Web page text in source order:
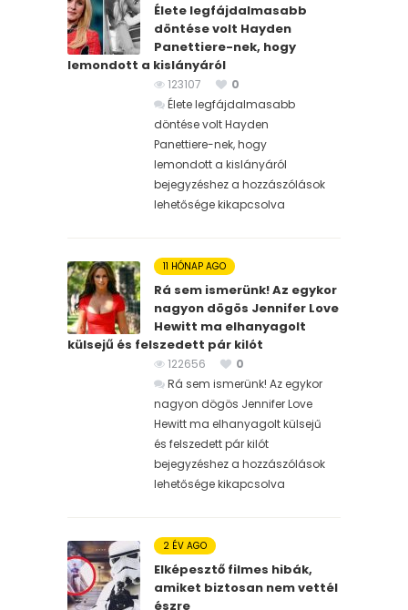
Élete legfájdalmasabb
döntése volt Hayden
Panettiere-nek, hogy
lemondott a kislányáról
123107
0
Élete legfájdalmasabb
döntése volt Hayden
Panettiere-nek, hogy
lemondott a kislányáról
bejegyzéshez a hozzászólások
lehetősége kikapcsolva
11 HÓNAP AGO
Rá sem ismerünk! Az egykor
nagyon dögös Jennifer Love
Hewitt ma elhanyagolt
külsejű és felszedett pár kilót
122656
0
Rá sem ismerünk! Az egykor
nagyon dögös Jennifer Love
Hewitt ma elhanyagolt külsejű
és felszedett pár kilót
bejegyzéshez a hozzászólások
lehetősége kikapcsolva
2 ÉV AGO
Elképesztő filmes hibák,
amiket biztosan nem vettél
észre